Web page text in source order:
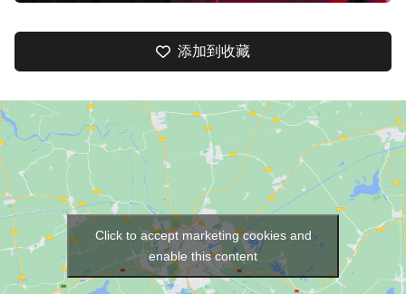
添加到收藏
Click to accept marketing cookies and
enable this content